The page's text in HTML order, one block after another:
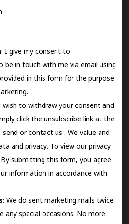
: I give my consent to
be in touch with me via email using
in this form for the purpose
wish to withdraw your consent and
click the unsubscribe link at the
send orcontact us . We value and
and privacy. To view our privacy
By submitting this form, you agree
information in accordance with
: We do sent marketing mails twice
any special occasions. No more